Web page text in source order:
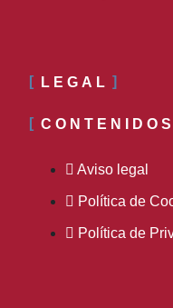
LEGAL
CONTENIDOS
Aviso legal
Política de
Política de